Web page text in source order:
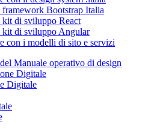
Bootstrap Italia
di sviluppo React
kit di sviluppo Angular
con i modelli di sito e servizi
Manuale operativo di design
Digitale